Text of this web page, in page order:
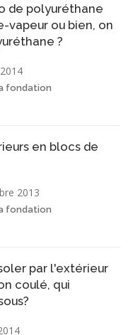
de polyuréthane
vapeur ou bien, on
?
fondation
en blocs de
2013
fondation
par l'extérieur
coulé, qui